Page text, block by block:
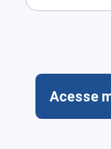
Acesse